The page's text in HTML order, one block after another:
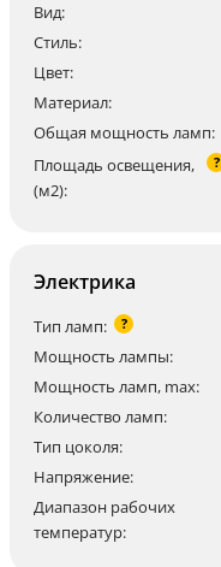
Вид:
Стиль:
Цвет:
Материал:
Общая мощность ламп:
Площадь освещения,
(м2):
?
Электрика
Тип ламп: ?
Мощность лампы:
Мощность ламп, max:
Количество ламп:
Тип цоколя:
Напряжение:
Диапазон рабочих
температур: